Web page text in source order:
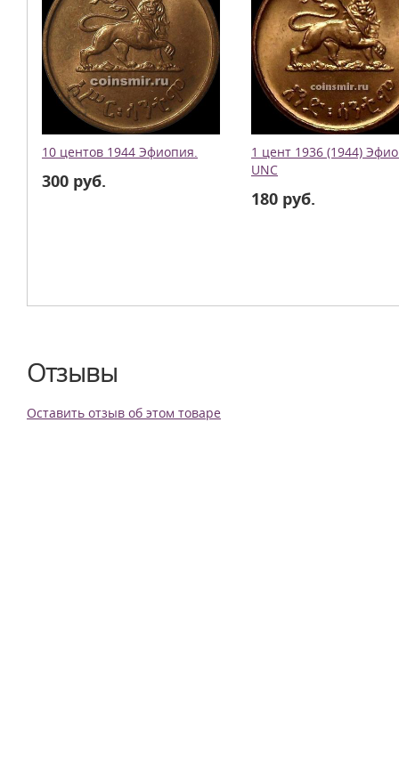
10 центов 1944 Эфиопия.
300 руб.
1 цент 1936 (1944)
UNC
180 руб.
Отзывы
Оставить отзыв об этом товаре